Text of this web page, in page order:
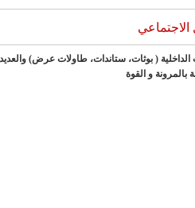
( بوثات، ستاندات، طاولات عرض)